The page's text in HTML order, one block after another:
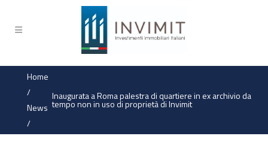
Home
/
News
/
Inaugurata a Roma palestra di quartiere in ex archivio da
tempo non in uso di proprietà di Invimit